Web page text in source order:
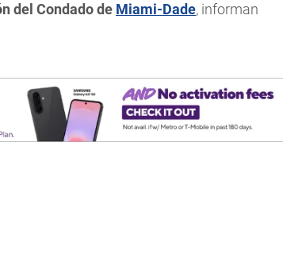
del Condado de Miami-Dade, informan